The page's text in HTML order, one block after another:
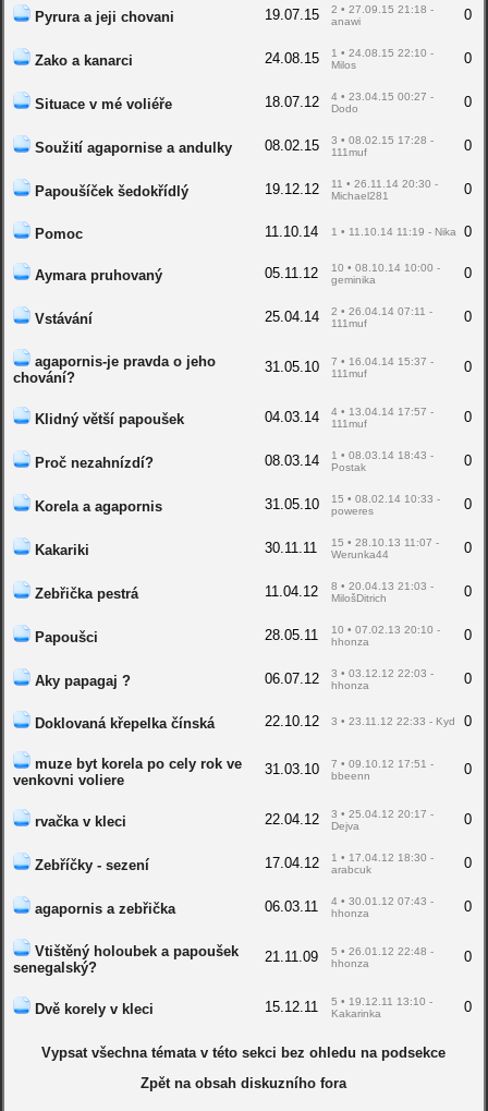
Pyrura a jeji chovani 19.07.15
2 • 27.09.15 21:18 -
anawi
0
Zako a kanarci 24.08.15
1 • 24.08.15 22:10 -
Milos
0
Situace v mé voliéře 18.07.12
4 • 23.04.15 00:27 -
Dodo
0
Soužití agapornise a andulky 08.02.15
3 • 08.02.15 17:28 -
111muf
0
Papoušíček šedokřídlý 19.12.12
11 • 26.11.14 20:30 -
Michael281
0
Pomoc 11.10.14 1 • 11.10.14 11:19 - Nika 0
Aymara pruhovaný 05.11.12
10 • 08.10.14 10:00 -
geminika
0
Vstávání 25.04.14
2 • 26.04.14 07:11 -
111muf
0
agapornis-je pravda o jeho
chování?
31.05.10
7 • 16.04.14 15:37 -
111muf
0
Klidný větší papoušek 04.03.14
4 • 13.04.14 17:57 -
111muf
0
Proč nezahnízdí? 08.03.14
1 • 08.03.14 18:43 -
Postak
0
Korela a agapornis 31.05.10
15 • 08.02.14 10:33 -
poweres
0
Kakariki 30.11.11
15 • 28.10.13 11:07 -
Werunka44
0
Zebřička pestrá 11.04.12
8 • 20.04.13 21:03 -
MilošDitrich
0
Papoušci 28.05.11
10 • 07.02.13 20:10 -
hhonza
0
Aky papagaj ? 06.07.12
3 • 03.12.12 22:03 -
hhonza
0
Doklovaná křepelka čínská 22.10.12 3 • 23.11.12 22:33 - Kyd 0
muze byt korela po cely rok ve
venkovni voliere
31.03.10
7 • 09.10.12 17:51 -
bbeenn
0
rvačka v kleci 22.04.12
3 • 25.04.12 20:17 -
Dejva
0
Zebříčky - sezení 17.04.12
1 • 17.04.12 18:30 -
arabcuk
0
agapornis a zebřička 06.03.11
4 • 30.01.12 07:43 -
hhonza
0
Vtištěný holoubek a papoušek
senegalský?
21.11.09
5 • 26.01.12 22:48 -
hhonza
0
Dvě korely v kleci 15.12.11
5 • 19.12.11 13:10 -
Kakarinka
0
Vypsat všechna témata v této sekci bez ohledu na podsekce
Zpět na obsah diskuzního fora